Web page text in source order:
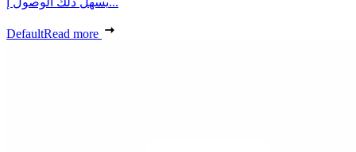
DefaultRead more